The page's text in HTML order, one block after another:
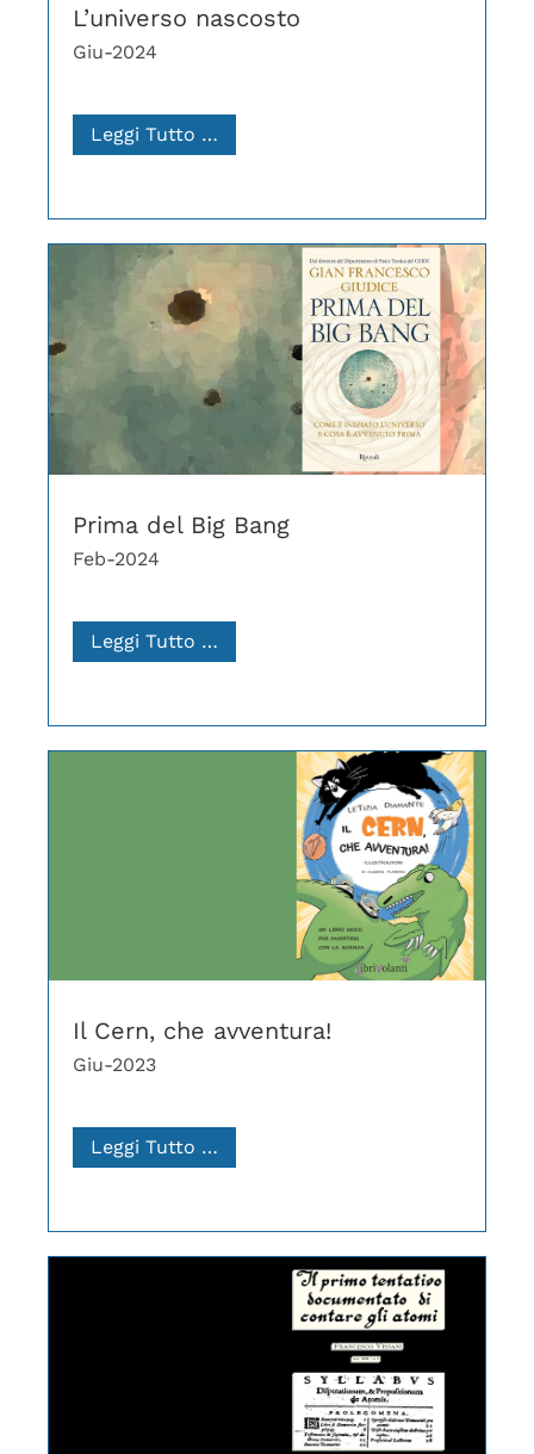
L’universo nascosto
Giu-2024
Leggi Tutto …
Prima del Big Bang
Feb-2024
Leggi Tutto …
Il Cern, che avventura!
Giu-2023
Leggi Tutto …